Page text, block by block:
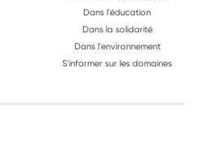
Dans l'éducation
Dans la solidarité
Dans l'environnement
S'informer sur les domaines